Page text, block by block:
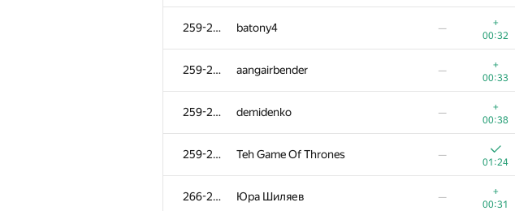
259-265 batony4 —
+
00:32
259-265 aangairbender —
+
00:33
259-265 demidenko —
+
00:38
259-265 Teh Game Of Thrones —
01:24
266-267 Юра Шиляев —
+
00:31